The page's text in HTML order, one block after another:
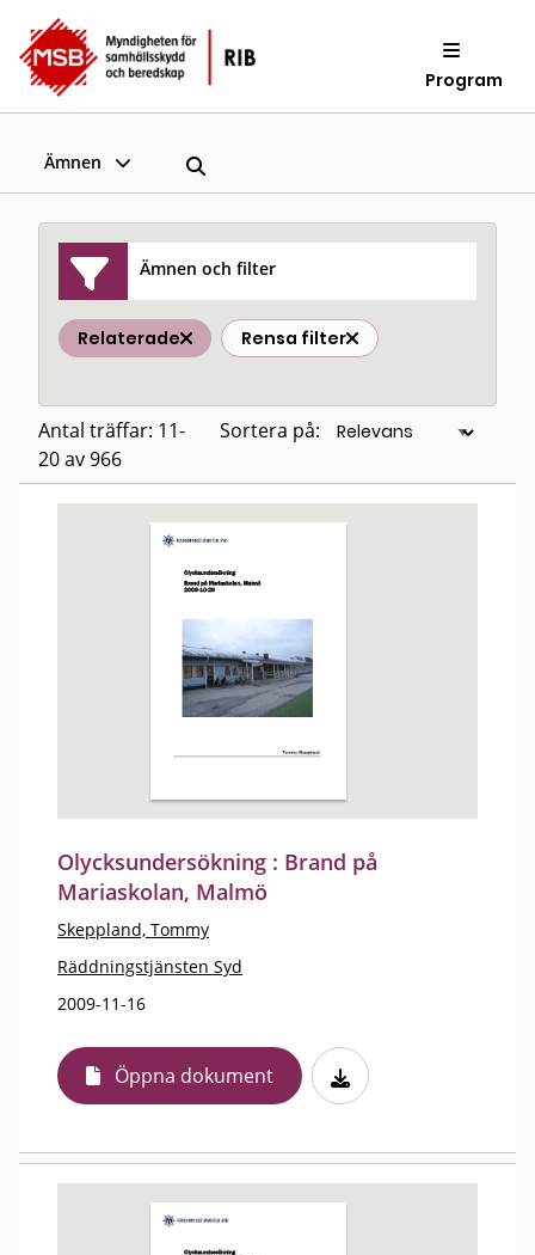
Program
Ämnen
Ämnen och filter
Relaterade Rensa filter
Antal träffar: 11-
20 av 966
Sortera på:
Olycksundersökning : Brand på
Mariaskolan, Malmö
Skeppland, Tommy
Räddningstjänsten Syd
2009-11-16
Öppna dokument